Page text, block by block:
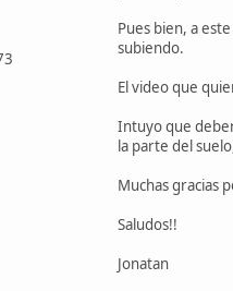
Pues bien, a
subiendo.
El video que
Intuyo que
la parte del
Muchas gracias
Saludos!!
Jonatan